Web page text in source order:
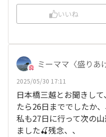
いいね
ミーママ〈盛りあ
2025/05/30 17:11
日本橋三越とお聞きし
たら26日まででしたか、
私も27日に行って次の
ました🍒残念、、